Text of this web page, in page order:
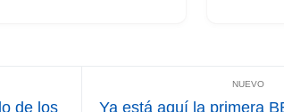
parece
de los Ya está aquí la primera